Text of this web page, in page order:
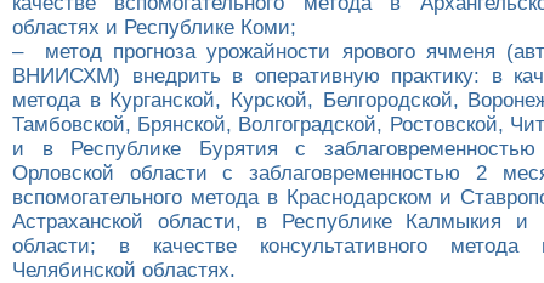
областях и Республике Коми;
– метод прогноза урожайности ярового ячменя
ВНИИСХМ) внедрить в оперативную практику: в
метода в Курганской, Курской, Белгородской,
Тамбовской, Брянской, Волгоградской, Ростовской,
и в Республике Бурятия с
Орловской области с заблаговременностью 2
вспомогательного метода в Краснодарском и
Астраханской области, в Республике Калмыкия и
области; в качестве консультативного
Челябинской областях.